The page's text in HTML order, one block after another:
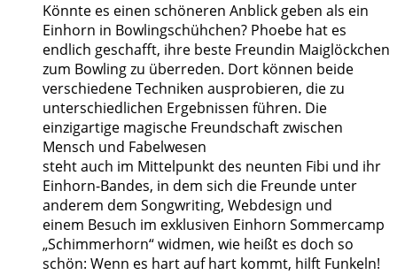
Könnte es einen schöneren Anblick geben als ein
Einhorn in Bowlingschühchen? Phoebe hat es
endlich geschafft, ihre beste Freundin Maiglöckchen
zum Bowling zu überreden. Dort können beide
verschiedene Techniken ausprobieren, die zu
unterschiedlichen Ergebnissen führen. Die
einzigartige magische Freundschaft zwischen
Mensch und Fabelwesen
steht auch im Mittelpunkt des neunten Fibi und ihr
Einhorn-Bandes, in dem sich die Freunde unter
anderem dem Songwriting, Webdesign und
einem Besuch im exklusiven Einhorn Sommercamp
„Schimmerhorn“ widmen, wie heißt es doch so
schön: Wenn es hart auf hart kommt, hilft Funkeln!